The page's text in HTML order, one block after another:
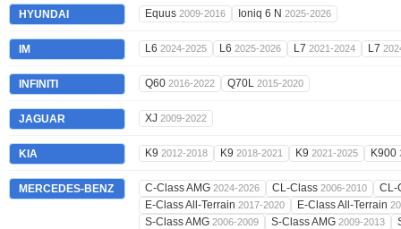
HYUNDAI Equus 2009-2016 Ioniq 6 N 2025-2026
IM L6 2024-2025 L6 2025-2026 L7 2021-2024 L7
INFINITI Q60 2016-2022 Q70L 2015-2020
JAGUAR XJ 2009-2022
KIA K9 2012-2018 K9 2018-2021 K9 2021-2025 K900
MERCEDES-BENZ C-Class AMG 2024-2026 CL-Class 2006-2010
CL-
E-Class All-Terrain 2017-2020 E-Class All-Terrain
S-Class AMG 2006-2009 S-Class AMG 2009-2013